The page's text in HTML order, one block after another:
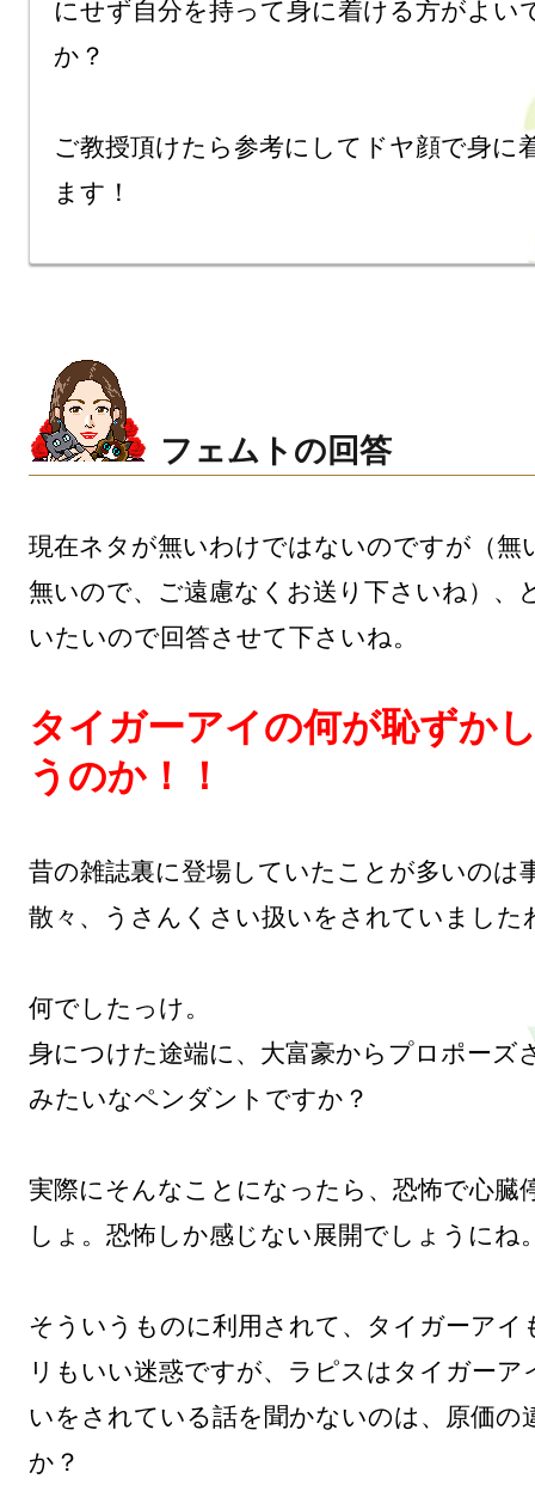
にせず自分を持って身に着ける方がよい
か？
ご教授頂けたら参考にしてドヤ顔で身に
ます！
フェムトの回答
現在ネタが無いわけではないのですが（無
無いので、ご遠慮なくお送り下さいね）、
いたいので回答させて下さいね。
タイガーアイの何が恥ずか
うのか！！
昔の雑誌裏に登場していたことが多いのは
散々、うさんくさい扱いをされていました
何でしたっけ。
身につけた途端に、大富豪からプロポーズ
みたいなペンダントですか？
実際にそんなことになったら、恐怖で心臓
しょ。恐怖しか感じない展開でしょうにね
そういうものに利用されて、タイガーアイ
リもいい迷惑ですが、ラピスはタイガーア
いをされている話を聞かないのは、原価の
か？